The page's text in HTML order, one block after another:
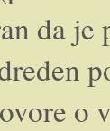
da je
o